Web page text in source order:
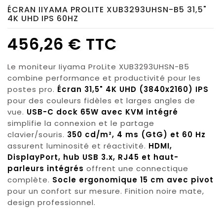
ÉCRAN IIYAMA PROLITE XUB3293UHSN-B5 31,5"
4K UHD IPS 60HZ
456,26 € TTC
Le moniteur Iiyama ProLite XUB3293UHSN-B5
combine performance et productivité pour les
postes pro. Écran 31,5" 4K UHD (3840x2160) IPS
pour des couleurs fidèles et larges angles de
vue. USB-C dock 65W avec KVM intégré
simplifie la connexion et le partage
clavier/souris. 350 cd/m², 4 ms (GtG) et 60 Hz
assurent luminosité et réactivité. HDMI,
DisplayPort, hub USB 3.x, RJ45 et haut-
parleurs intégrés offrent une connectique
complète. Socle ergonomique 15 cm avec pivot
pour un confort sur mesure. Finition noire mate,
design professionnel.